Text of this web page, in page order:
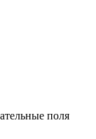
поля